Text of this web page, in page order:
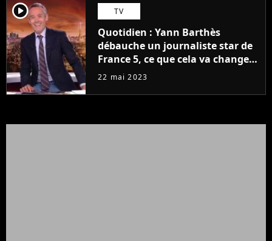
player2 TV
Quotidien : Yann Barthès
débauche un journaliste star de
France 5, ce que cela va changer
à la rentrée
22 mai 2023